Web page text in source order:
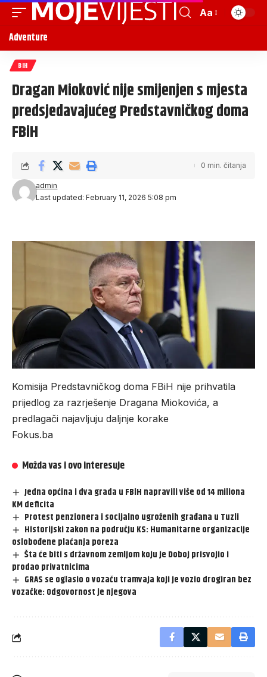
Aa
Adventure
BIH
Dragan Mioković nije smijenjen s mjesta
predsjedavajućeg Predstavničkog doma
FBiH
Last updated: February 11, 2026 5:08 pm
admin
0 min. čitanja
Komisija Predstavničkog doma FBiH nije prihvatila
prijedlog za razrješenje Dragana Miokovića, a
predlagači najavljuju daljnje korake
Fokus.ba
Možda vas i ovo interesuje
Jedna općina i dva grada u FBiH napravili više od 14 miliona
KM deficita
Protest penzionera i socijalno ugroženih građana u Tuzli
Historijski zakon na području KS: Humanitarne organizacije
oslobođene plaćanja poreza
Šta će biti s državnom zemljom koju je Doboj prisvojio i
prodao privatnicima
GRAS se oglasio o vozaču tramvaja koji je vozio drogiran bez
vozačke: Odgovornost je njegova